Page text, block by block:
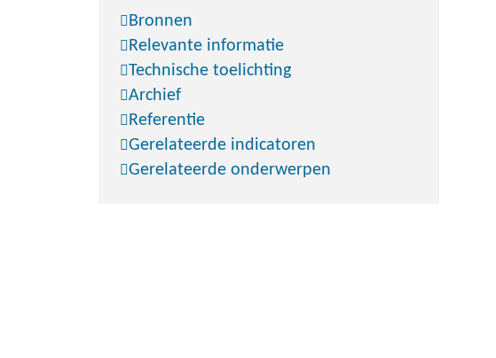
Bronnen
Relevante informatie
Technische toelichting
Archief
Referentie
Gerelateerde indicatoren
Gerelateerde onderwerpen